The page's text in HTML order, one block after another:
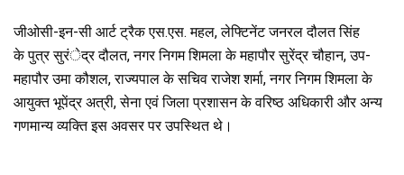
जीओसी-इन-सी आर्ट ट्रैक एस.एस. महल, लेफ्टिनेंट जनरल दौलत सिंह
के पुत्र सुरंेद्र दौलत, नगर निगम शिमला के महापौर सुरेंद्र चौहान, उप-
महापौर उमा कौशल, राज्यपाल के सचिव राजेश शर्मा, नगर निगम शिमला के
आयुक्त भूपेंद्र अत्री, सेना एवं जिला प्रशासन के वरिष्ठ अधिकारी और अन्य
गणमान्य व्यक्ति इस अवसर पर उपस्थित थे।